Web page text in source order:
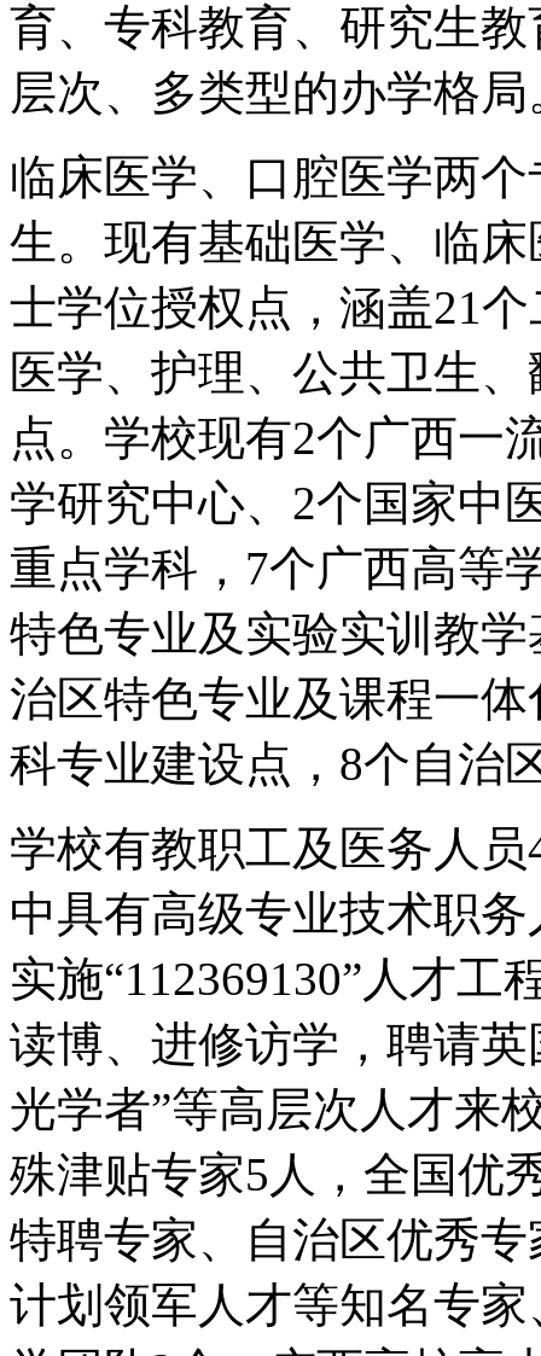
育、专科教育、研究生
层次、多类型的办学格局
临床医学、口腔医学两
生。现有基础医学、临
士学位授权点，涵盖21
医学、护理、公共卫生
点。学校现有2个广西一
学研究中心、2个国家中
重点学科，7个广西高等
特色专业及实验实训教
治区特色专业及课程一
科专业建设点，8个自治
学校有教职工及医务人
中具有高级专业技术职
实施“112369130”人才工
读博、进修访学，聘请
光学者”等高层次人才来
殊津贴专家5人，全国优
特聘专家、自治区优秀
计划领军人才等知名专